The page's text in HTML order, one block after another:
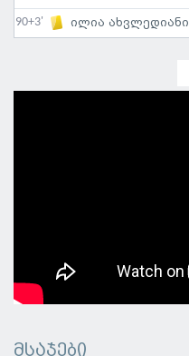
90+3' ილია ახვლედიანი
მსაჯები